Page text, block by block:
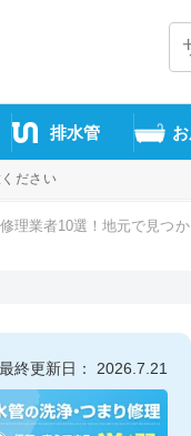
排水管
ださい
理業者10選！地元で見つ
最終更新日： 2026.7.21